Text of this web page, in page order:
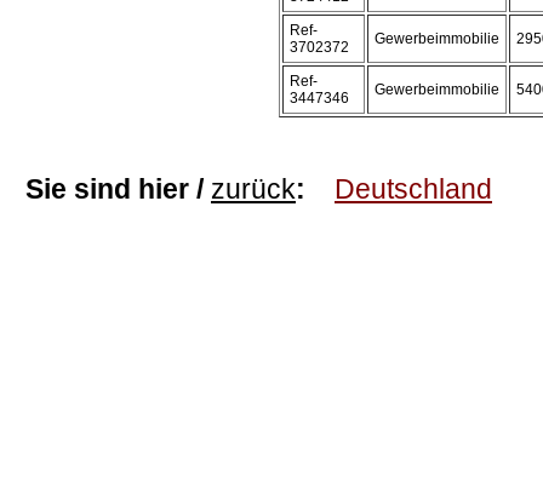
Ref-
3702372
Gewerbeimmobilie
Ref-
3447346
Gewerbeimmobilie
Sie sind hier / zurück: Deutschland